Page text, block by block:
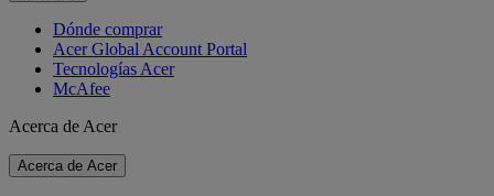
Dónde comprar
Acer Global Account Portal
Tecnologías Acer
McAfee
Acerca de Acer
Acerca de Acer